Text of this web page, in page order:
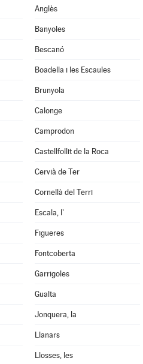
Anglès
Banyoles
Bescanó
Boadella i les Escaules
Brunyola
Calonge
Camprodon
Castellfollit de la Roca
Cervià de Ter
Cornellà del Terri
Escala, l'
Figueres
Fontcoberta
Garrigoles
Gualta
Jonquera, la
Llanars
Llosses, les